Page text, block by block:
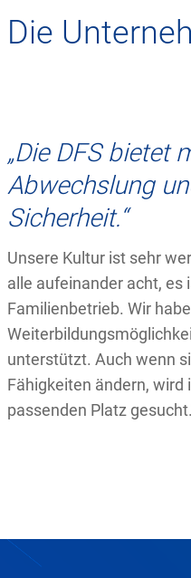
Die
„Die DFS bietet
Abwechslung
Sicherheit.“
Unsere Kultur ist sehr
alle aufeinander acht, es
Familienbetrieb. Wir
unterstützt. Auch wenn
Fähigkeiten ändern,
passenden Platz